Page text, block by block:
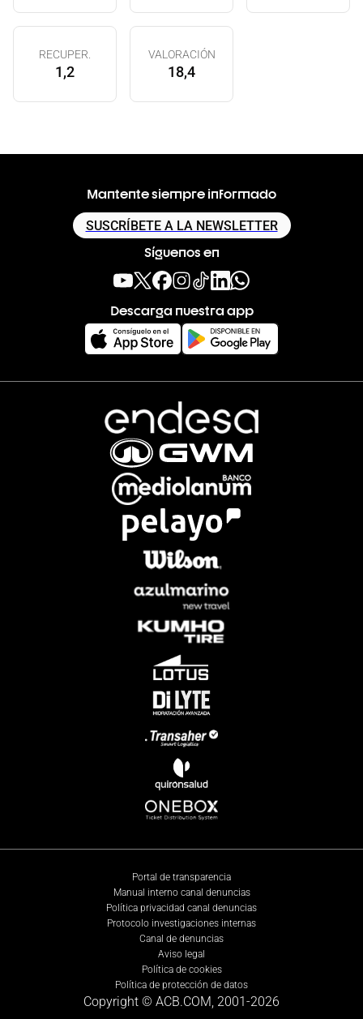
RECUPER.
1,2
VALORACIÓN
18,4
Mantente siempre informado
SUSCRÍBETE A LA NEWSLETTER
Síguenos en
Descarga nuestra app
Portal de transparencia
Manual interno canal denuncias
Política privacidad canal denuncias
Protocolo investigaciones internas
Canal de denuncias
Aviso legal
Política de cookies
Política de protección de datos
Copyright © ACB.COM, 2001-2026